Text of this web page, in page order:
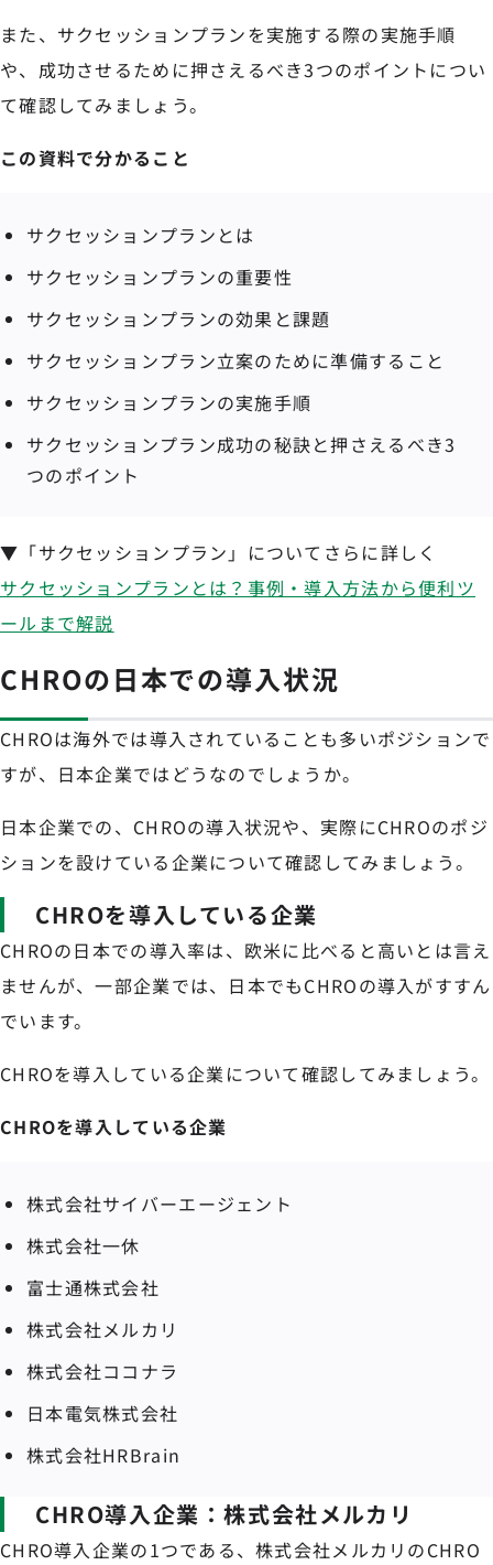
また、サクセッションプランを実施する際の実施手順
や、成功させるために押さえるべき3つのポイントについ
て確認してみましょう。
この資料で分かること
サクセッションプランとは
サクセッションプランの重要性
サクセッションプランの効果と課題
サクセッションプラン立案のために準備すること
サクセッションプランの実施手順
サクセッションプラン成功の秘訣と押さえるべき3
つのポイント
▼「サクセッションプラン」についてさらに詳しく
サクセッションプランとは？事例・導入方法から便利ツ
ールまで解説
CHROの日本での導入状況
CHROは海外では導入されていることも多いポジションで
すが、日本企業ではどうなのでしょうか。
日本企業での、CHROの導入状況や、実際にCHROのポジ
ションを設けている企業について確認してみましょう。
CHROを導入している企業
CHROの日本での導入率は、欧米に比べると高いとは言え
ませんが、一部企業では、日本でもCHROの導入がすすん
でいます。
CHROを導入している企業について確認してみましょう。
CHROを導入している企業
株式会社サイバーエージェント
株式会社一休
富士通株式会社
株式会社メルカリ
株式会社ココナラ
日本電気株式会社
株式会社HRBrain
CHRO導入企業：株式会社メルカリ
CHRO導入企業の1つである、株式会社メルカリのCHRO